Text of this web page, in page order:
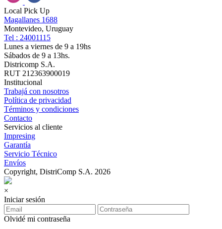
Local Pick Up
Magallanes 1688
Montevideo, Uruguay
Tel : 24001115
Lunes a viernes de 9 a 19hs
Sábados de 9 a 13hs.
Districomp S.A.
RUT 212363900019
Institucional
Trabajá con nosotros
Política de privacidad
Términos y condiciones
Contacto
Servicios al cliente
Impresing
Garantía
Servicio Técnico
Envíos
Copyright, DistriComp S.A. 2026
×
Iniciar sesión
Olvidé mi contraseña